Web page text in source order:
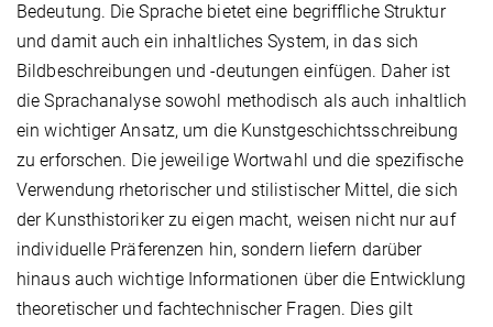
Bedeutung. Die Sprache bietet eine begriffliche Struktur
und damit auch ein inhaltliches System, in das sich
Bildbeschreibungen und -deutungen einfügen. Daher ist
die Sprachanalyse sowohl methodisch als auch inhaltlich
ein wichtiger Ansatz, um die Kunstgeschichtsschreibung
zu erforschen. Die jeweilige Wortwahl und die spezifische
Verwendung rhetorischer und stilistischer Mittel, die sich
der Kunsthistoriker zu eigen macht, weisen nicht nur auf
individuelle Präferenzen hin, sondern liefern darüber
hinaus auch wichtige Informationen über die Entwicklung
theoretischer und fachtechnischer Fragen. Dies gilt